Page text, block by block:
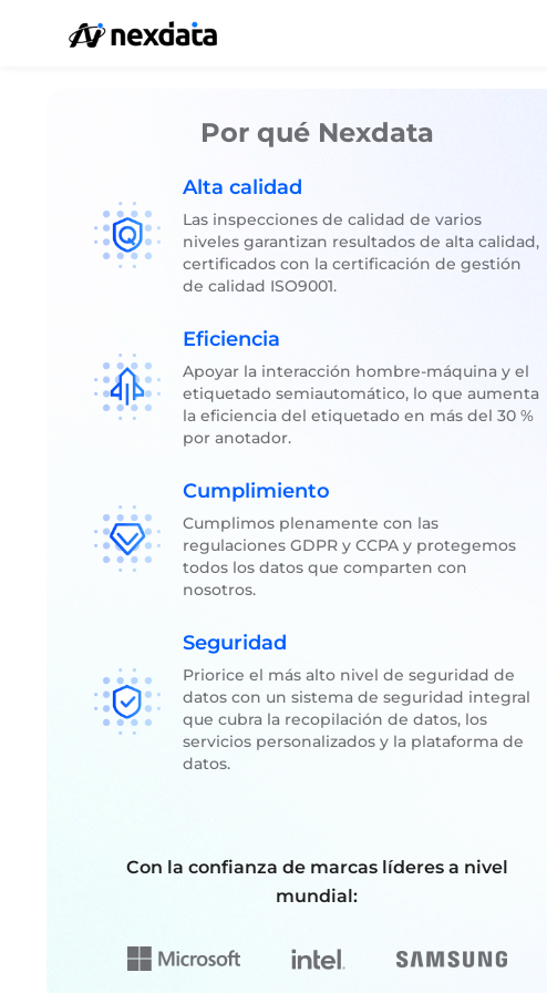
Por qué Nexdata
Alta calidad
Las inspecciones de calidad de varios
niveles garantizan resultados de alta calidad,
certificados con la certificación de gestión
de calidad ISO9001.
Eficiencia
Apoyar la interacción hombre-máquina y el
etiquetado semiautomático, lo que aumenta
la eficiencia del etiquetado en más del 30 %
por anotador.
Cumplimiento
Cumplimos plenamente con las
regulaciones GDPR y CCPA y protegemos
todos los datos que comparten con
nosotros.
Seguridad
Priorice el más alto nivel de seguridad de
datos con un sistema de seguridad integral
que cubra la recopilación de datos, los
servicios personalizados y la plataforma de
datos.
Con la confianza de marcas líderes a nivel
mundial: